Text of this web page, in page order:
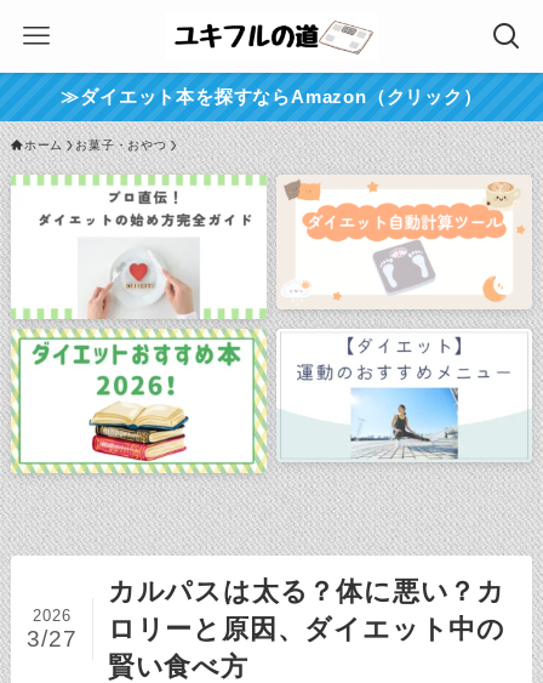
≫ダイエット本を探すならAmazon（クリック）
ホーム お菓子・おやつ
カルパスは太る？体に悪い？カ
ロリーと原因、ダイエット中の
賢い食べ方
2026
3/27